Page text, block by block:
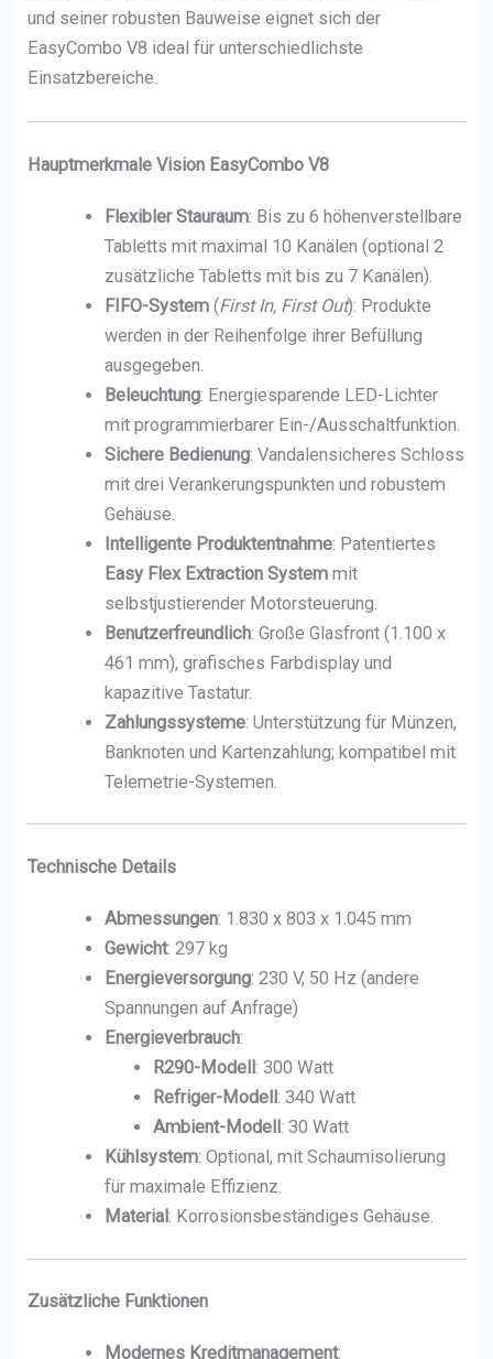
und seiner robusten Bauweise eignet sich der
EasyCombo V8 ideal für unterschiedlichste
Einsatzbereiche.
Hauptmerkmale Vision EasyCombo V8
Flexibler Stauraum: Bis zu 6 höhenverstellbare
Tabletts mit maximal 10 Kanälen (optional 2
zusätzliche Tabletts mit bis zu 7 Kanälen).
FIFO-System(First In, First Out): Produkte
werden in der Reihenfolge ihrer Befüllung
ausgegeben.
Beleuchtung: Energiesparende LED-Lichter
mit programmierbarer Ein-/Ausschaltfunktion.
Sichere Bedienung: Vandalensicheres Schloss
mit drei Verankerungspunkten und robustem
Gehäuse.
Intelligente Produktentnahme: Patentiertes
Easy Flex Extraction Systemmit
selbstjustierender Motorsteuerung.
Benutzerfreundlich: Große Glasfront (1.100 x
461 mm), grafisches Farbdisplay und
kapazitive Tastatur.
Zahlungssysteme: Unterstützung für Münzen,
Banknoten und Kartenzahlung; kompatibel mit
Telemetrie-Systemen.
Technische Details
Abmessungen: 1.830 x 803 x 1.045 mm
Gewicht: 297 kg
Energieversorgung: 230 V, 50 Hz (andere
Spannungen auf Anfrage)
Energieverbrauch:
R290-Modell: 300 Watt
Refriger-Modell: 340 Watt
Ambient-Modell: 30 Watt
Kühlsystem: Optional, mit Schaumisolierung
für maximale Effizienz.
Material: Korrosionsbeständiges Gehäuse.
Zusätzliche Funktionen
Modernes Kreditmanagement: